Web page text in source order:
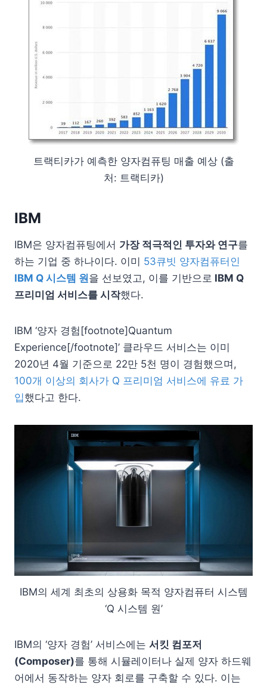
트랙티카가 예측한 양자컴퓨팅 매출 예상 (출
처: 트랙티카)
IBM
IBM은 양자컴퓨팅에서 가장 적극적인 투자와 연구를
하는 기업 중 하나이다. 이미 53큐빗 양자컴퓨터인
IBM Q 시스템 원을 선보였고, 이를 기반으로 IBM Q
프리미엄 서비스를 시작했다.
IBM ‘양자 경험[footnote]Quantum
Experience[/footnote]’ 클라우드 서비스는 이미
2020년 4월 기준으로 22만 5천 명이 경험했으며,
100개 이상의 회사가 Q 프리미엄 서비스에 유료 가
입했다고 한다.
IBM의 세계 최초의 상용화 목적 양자컴퓨터 시스템
‘Q 시스템 원’
IBM의 ‘양자 경험’ 서비스에는 서킷 컴포저
(Composer)를 통해 시뮬레이터나 실제 양자 하드웨
어에서 동작하는 양자 회로를 구축할 수 있다. 이는